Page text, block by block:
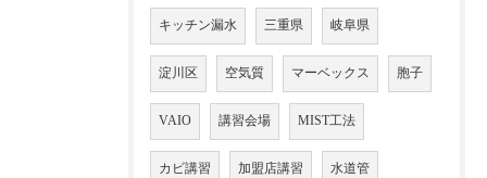
キッチン漏水 三重県 岐阜県
淀川区 空気質 マーベックス 胞子
VAIO 講習会場 MIST工法
カビ講習 加盟店講習 水道管